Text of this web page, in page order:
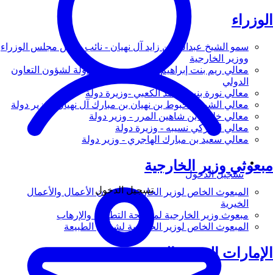
الوزراء
سمو الشيخ عبدالله بن زايد آل نهيان - نائب رئيس مجلس الوزراء
ووزير الخارجية
معالي ريم بنت إبراهيم الهاشمي - وزيرة دولة لشؤون التعاون
الدولي
معالي نورة بنت محمد الكعبي -وزيرة دولة
معالي الشيخ شخبوط بن نهيان بن مبارك آل نهيان - وزير دولة
معالي خليفة بن شاهين المرر - وزير دولة
معالي لانا زكي نسيبه - وزيرة دولة
معالي سعيد بن مبارك الهاجري - وزير دولة
مبعوثي وزير الخارجية
المبعوث الخاص لوزير الخارجية لشؤون الأعمال والأعمال
الخيرية
مبعوث وزير الخارجية لمكافحة التطرف والإرهاب
المبعوث الخاص لوزير الخارجية لشؤون الطبيعة
الإمارات العربية المتحدة
تسجيل الدخول
تسجيل الدخول